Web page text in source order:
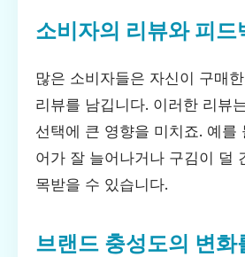
소비자의 리뷰와 피드
많은 소비자들은 자신이 구매
리뷰를 남깁니다. 이러한 리뷰
선택에 큰 영향을 미치죠. 예를
어가 잘 늘어나거나 구김이 덜
목받을 수 있습니다.
브랜드 충성도의 변화